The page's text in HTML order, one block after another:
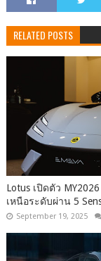
RELATED POSTS
Lotus เปิดตัว
เหนือระดับผ่าน 5
September 19, 2025